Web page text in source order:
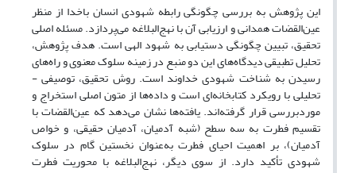
این پژوهش به بررسی چگونگی رابطه شهودی انسان باخدا از منظر
عین‌القضات همدانی و ارزیابی آن با نهج‌البلاغه می‌پردازد. مسئله اصلی
تحقیق، تبیین چگونگی دستیابی به شهود الهی است. هدف پژوهش،
تحلیل تطبیقی دیدگاه‌های این دو منبع در زمینه سلوک معنوی و راه‌های
رسیدن به شناخت شهودی خداوند است. روش تحقیق، توصیفی -
تحلیلی با رویکرد کتابخانه‌ای است و داده‌ها از متون اصلی استخراج و
موردبررسی قرار گرفته‌اند. یافته‌ها نشان می‌دهد که عین‌القضات با
تقسیم فطرت به سه سطح (شبه آدمیان، آدمیان حقیقی، و خواص
آدمیان)، بر اهمیت احیای فطرت به‌عنوان نخستین گام در سلوک
شهودی تأکید دارد. از سوی دیگر، نهج‌البلاغه با محوریت فطرت